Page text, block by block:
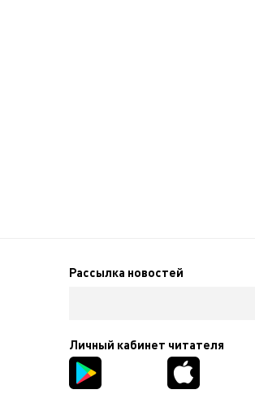
Рассылка новостей
Личный кабинет читателя